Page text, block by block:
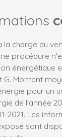
la charge du
procédure
énergétique
G. Montant
pour un
de l'année
2021. Les
sont